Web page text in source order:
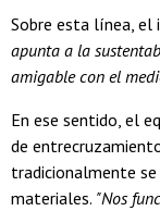
Sobre esta línea, el
apunta a la
amigable con el
En ese sentido, el
de
tradicionalmente
materiales. "Nos